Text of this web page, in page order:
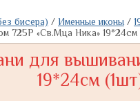
бисера) / Именные иконы /
725Р «Св.Мца Ника» 19*24см
для
19*24см